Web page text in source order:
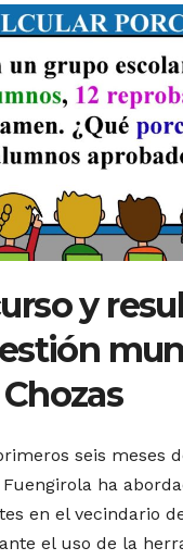
y
seis meses
ha
en el vecindario
el uso de la